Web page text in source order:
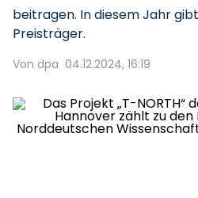
beitragen. In diesem Jahr
Preisträger.
Von dpa 04.12.2024, 16:19